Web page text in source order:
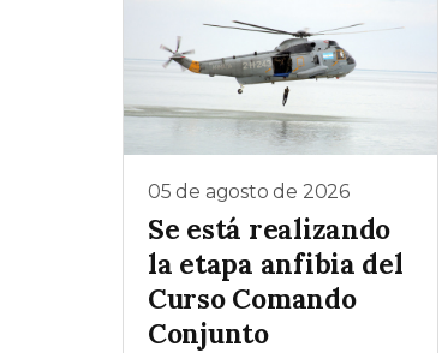
05 de agosto de 2026
Se está realizando
la etapa anfibia del
Curso Comando
Conjunto